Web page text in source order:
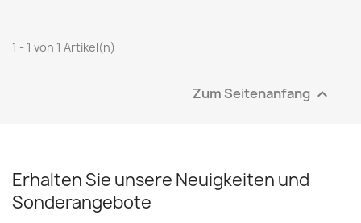
1 - 1 von 1 Artikel(n)
Zum Seitenanfang 
Erhalten Sie unsere Neuigkeiten und
Sonderangebote